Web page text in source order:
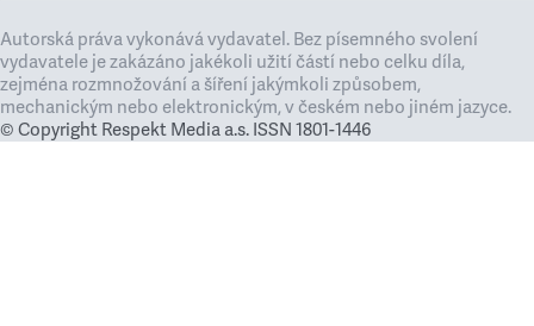
Autorská práva vykonává vydavatel. Bez písemného svolení
vydavatele je zakázáno jakékoli užití částí nebo celku díla,
zejména rozmnožování a šíření jakýmkoli způsobem,
mechanickým nebo elektronickým, v českém nebo jiném jazyce.
© Copyright Respekt Media a.s. ISSN 1801-1446